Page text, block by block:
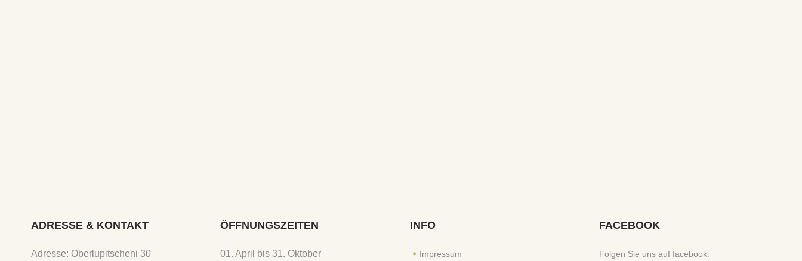
ADRESSE & KONTAKT
Adresse: Oberlupitscheni 30
ÖFFNUNGSZEITEN
01. April bis 31. Oktober
INFO
Impressum
FACEBOOK
Folgen Sie uns auf facebook: